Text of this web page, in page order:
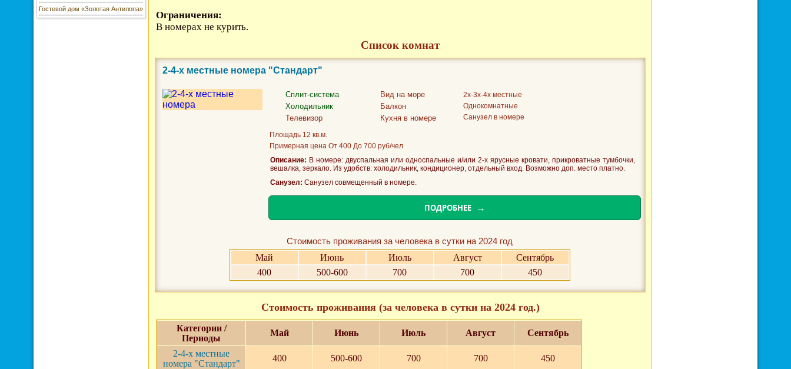
Гостевой дом «Золотая Антилопа»
Ограничения:
В номерах не курить.
Список комнат
2-4-х местные номера "Стандарт"
Сплит-система
Холодильник
Телевизор
Вид на море
Балкон
Кухня в номере
2х-3х-4х местные
Однокомнатные
Санузел в номере
Площадь 12 кв.м.
Примерная цена От 400 До 700 руб/чел
Описание: В номере: двуспальная или односпальные и/или 2-х ярусные кровати, прикроватные тумбочки,
вешалка, зеркало. Из удобств: холодильник, кондиционер, отдельный вход. Возможно доп. место платно.
Санузел: Санузел совмещенный в номере.
ПОДРОБНЕЕ
Стоимость проживания за человека в сутки на 2024 год
Май
Июнь Июль Август
Сентябрь
400
500-600 700 700 450
Стоимость проживания (за человека в сутки на 2024 год.)
Категории /
Периоды
Май Июнь Июль Август Сентябрь
2-4-х местные
номера "Стандарт"
400 500-600 700 700 450